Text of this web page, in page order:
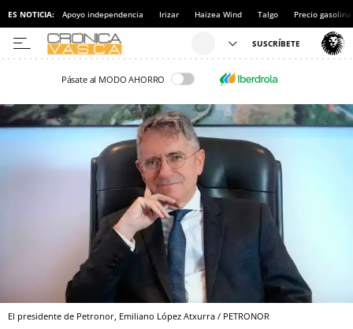
ES NOTICIA: Apoyo independencia Irizar Haizea Wind Talgo Precio gasolina
Pásate al MODO AHORRO
El presidente de Petronor, Emiliano López Atxurra / PETRONOR